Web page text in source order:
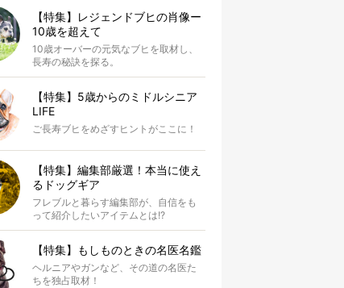
【特集】レジェンドブヒの肖像ー
10歳を超えて
10歳オーバーの元気なブヒを取材し、
長寿の秘訣を探る。
【特集】5歳からのミドルシニア
LIFE
ご長寿ブヒをめざすヒントがここに！
【特集】編集部厳選！本当に使え
るドッグギア
フレブルと暮らす編集部が、自信をも
って紹介したいアイテムとは!?
【特集】もしものときの名医名鑑
ヘルニアやガンなど、その道の名医た
ちを独占取材！